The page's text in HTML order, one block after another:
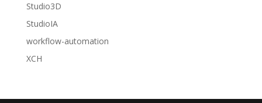
Studio3D
StudioIA
workflow-automation
XCH